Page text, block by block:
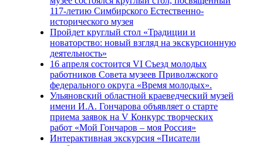
117-летию Симбирского Естественно-
исторического музея
Пройдет круглый стол «Традиции и
новаторство: новый взгляд на экскурсионную
деятельность»
16 апреля состоится VI Съезд молодых
работников Совета музеев Приволжского
федерального округа «Время молодых».
Ульяновский областной краеведческий музей
имени И.А. Гончарова объявляет о старте
приема заявок на V Конкурс творческих
работ «Мой Гончаров – моя Россия»
Интерактивная экскурсия «Писатели